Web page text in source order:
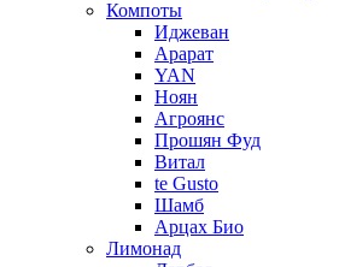
Компоты
Иджеван
Арарат
YAN
Ноян
Агроянс
Прошян Фуд
Витал
te Gusto
Шамб
Арцах Био
Лимонад